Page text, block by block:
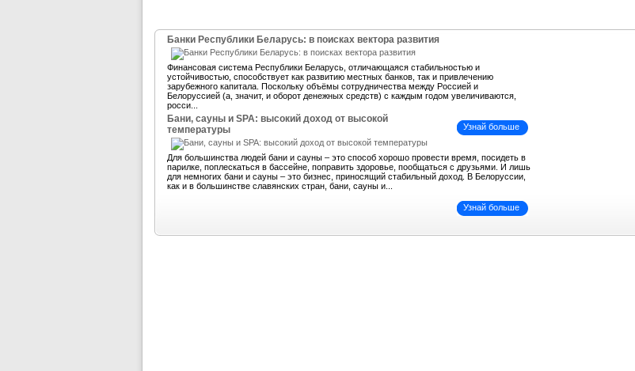
Банки Республики Беларусь: в поисках вектора развития
Финансовая система Республики Беларусь, отличающаяся стабильностью и
устойчивостью, способствует как развитию местных банков, так и привлечению
зарубежного капитала. Поскольку объёмы сотрудничества между Россией и
Белоруссией (а, значит, и оборот денежных средств) с каждым годом увеличиваются,
росси...
Узнай больше
Бани, сауны и SPA: высокий доход от высокой
температуры
Для большинства людей бани и сауны – это способ хорошо провести время, посидеть в
парилке, поплескаться в бассейне, поправить здоровье, пообщаться с друзьями. И лишь
для немногих бани и сауны – это бизнес, приносящий стабильный доход. В Белоруссии,
как и в большинстве славянских стран, бани, сауны и...
Узнай больше